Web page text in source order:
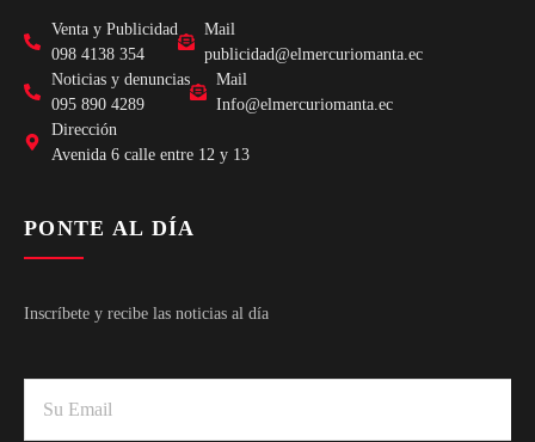
Venta y Publicidad
098 4138 354
Mail
publicidad@elmercuriomanta.ec
Noticias y denuncias
095 890 4289
Mail
Info@elmercuriomanta.ec
Dirección
Avenida 6 calle entre 12 y 13
PONTE AL DÍA
Inscríbete y recibe las noticias al día